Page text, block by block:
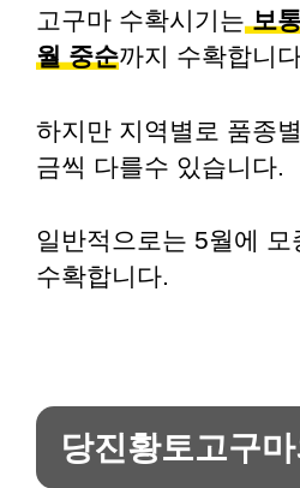
고구마 수확시기는보
월 중순까지 수확합니
하지만 지역별로 품종
금씩 다를수 있습니다.
일반적으로는 5월에 모
수확합니다.
당진황토고구